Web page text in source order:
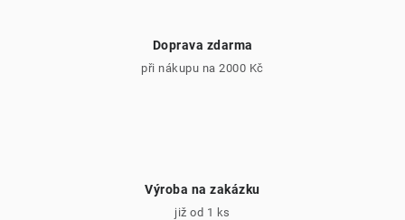
Doprava zdarma
při nákupu na 2000 Kč
Výroba na zakázku
již od 1 ks